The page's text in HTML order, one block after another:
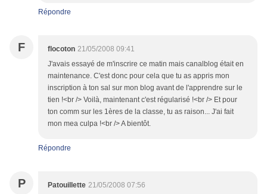
Répondre
F flocoton 21/05/2008 09:41
J'avais essayé de m'inscrire ce matin mais canalblog était en
maintenance. C'est donc pour cela que tu as appris mon
inscription à ton sal sur mon blog avant de l'apprendre sur le
tien !<br /> Voilà, maintenant c'est régularisé !<br /> Et pour
ton comm sur les 1ères de la classe, tu as raison... J'ai fait
mon mea culpa !<br /> A bientôt.
Répondre
P Patouillette 21/05/2008 07:56